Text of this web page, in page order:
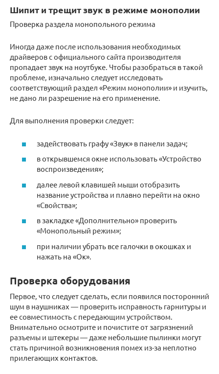
Шипит и трещит звук в режиме монополии
Проверка раздела монопольного режима
Иногда даже после использования необходимых
драйверов с официального сайта производителя
пропадает звук на ноутбуке. Чтобы разобраться в такой
проблеме, изначально следует исследовать
соответствующий раздел «Режим монополии» и изучить,
не дано ли разрешение на его применение.
Для выполнения проверки следует:
задействовать графу «Звук» в панели задач;
в открывшемся окне использовать «Устройство
воспроизведения»;
далее левой клавишей мыши отобразить
название устройства и плавно перейти на окно
«Свойства»;
в закладке «Дополнительно» проверить
«Монопольный режим»;
при наличии убрать все галочки в окошках и
нажать на «Ок».
Проверка оборудования
Первое, что следует сделать, если появился посторонний
шум в наушниках — проверить исправность гарнитуры и
ее совместимость с передающим устройством.
Внимательно осмотрите и почистите от загрязнений
разъемы и штекеры — даже небольшие пылинки могут
стать причиной возникновения помех из-за неплотно
прилегающих контактов.